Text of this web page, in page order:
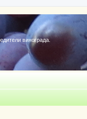
винограда.